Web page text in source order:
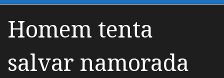
Homem tenta
salvar namorada